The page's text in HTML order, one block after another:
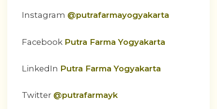
Instagram @putrafarmayogyakarta
Facebook Putra Farma Yogyakarta
LinkedIn Putra Farma Yogyakarta
Twitter @putrafarmayk